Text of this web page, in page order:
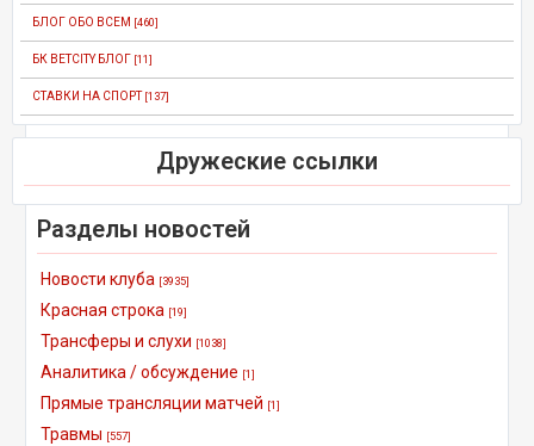
БЛОГ ОБО ВСЕМ [460]
БК BETCITY БЛОГ [11]
СТАВКИ НА СПОРТ [137]
Дружеские ссылки
Разделы новостей
Новости клуба [3935]
Красная строка [19]
Трансферы и слухи [1038]
Аналитика / обсуждение [1]
Прямые трансляции матчей [1]
Травмы [557]